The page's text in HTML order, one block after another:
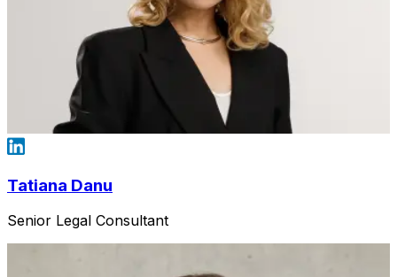
Tatiana Danu
Senior Legal Consultant